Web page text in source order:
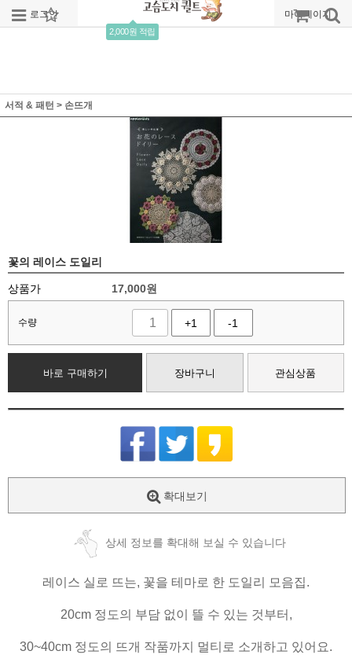
로그인 회원가입
2,000원 적립
주문조회 마이페이지
서적 & 패턴 > 손뜨개
꽃의 레이스 도일리
상품가 17,000원
수량 +1 -1
바로 구매하기 장바구니 관심상품
확대보기
상세 정보를 확대해 보실 수 있습니다
레이스 실로 뜨는, 꽃을 테마로 한 도일리 모음집.
20cm 정도의 부담 없이 뜰 수 있는 것부터,
30~40cm 정도의 뜨개 작품까지 멀티로 소개하고 있어요.